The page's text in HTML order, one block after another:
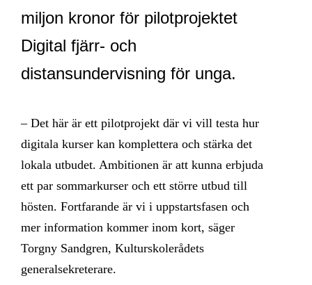
miljon kronor för pilotprojektet
Digital fjärr- och
distansundervisning för unga.
– Det här är ett pilotprojekt där vi vill testa hur
digitala kurser kan komplettera och stärka det
lokala utbudet. Ambitionen är att kunna erbjuda
ett par sommarkurser och ett större utbud till
hösten. Fortfarande är vi i uppstartsfasen och
mer information kommer inom kort, säger
Torgny Sandgren, Kulturskolerådets
generalsekreterare.